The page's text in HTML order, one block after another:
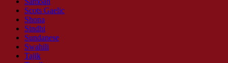
Scots Gaelic
Shona
Sindhi
Sundanese
Swahili
Tajik